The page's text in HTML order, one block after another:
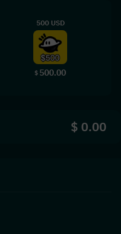
500 USD
$ 500.00
$ 0.00